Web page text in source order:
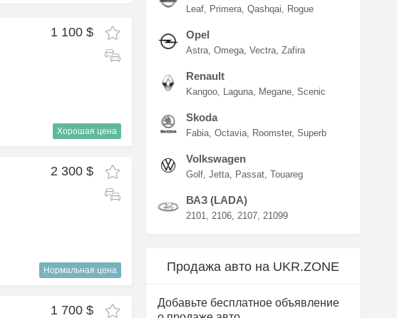
1 100 $
Хорошая цена
2 300 $
Нормальная цена
1 700 $
Leaf Primera Qashqai Rogue
Opel
Astra Omega Vectra Zafira
Renault
Kangoo Laguna Megane Scenic
Skoda
Fabia Octavia Roomster Superb
Volkswagen
Golf Jetta Passat Touareg
ВАЗ (LADA)
2101 2106 2107 21099
Продажа авто на UKR.ZONE
Добавьте бесплатное объявление